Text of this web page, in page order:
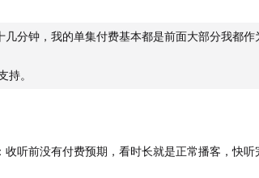
几分钟，我的单集付费基本都是前面大部分我都作
持。
收听前没有付费预期，看时长就是正常播客，快听